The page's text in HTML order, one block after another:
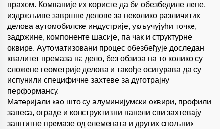
прахом. Компаније их користе да би обезбедиле лепе,
издржљиве завршне делове за неколико различитих
делова аутомобилске индустрије, укључујући точке,
задржине, компоненте шасије, па чак и структурне
оквире. Аутоматизовани процес обезбеђује доследан
квалитет премаза на дело, без обзира на то колико су
сложене геометрије делова и такође осигурава да су
испунили специфичне захтеве за дуготрајну
перформансу.
Материјали као што су алуминијумски оквири, профили
завеса, ограде и конструктивни панели сви захтевају
заштитне премазе од елемената и других спољних